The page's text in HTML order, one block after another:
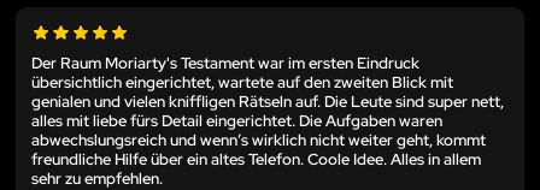
Der Raum Moriarty's Testament war im ersten Eindruck
übersichtlich eingerichtet, wartete auf den zweiten Blick mit
genialen und vielen kniffligen Rätseln auf. Die Leute sind super nett,
alles mit liebe fürs Detail eingerichtet. Die Aufgaben waren
abwechslungsreich und wenn’s wirklich nicht weiter geht, kommt
freundliche Hilfe über ein altes Telefon. Coole Idee. Alles in allem
sehr zu empfehlen.